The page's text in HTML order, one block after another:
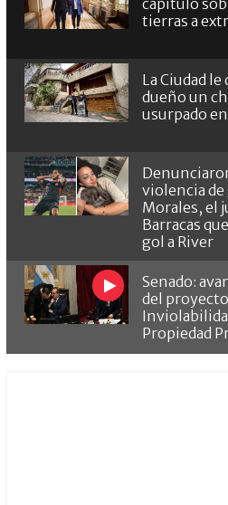
capítulo
tierras a
La Ciudad
dueño un
usurpado
violencia de
Morales, el
Barracas
gol a River
Senado:
del
Propiedad